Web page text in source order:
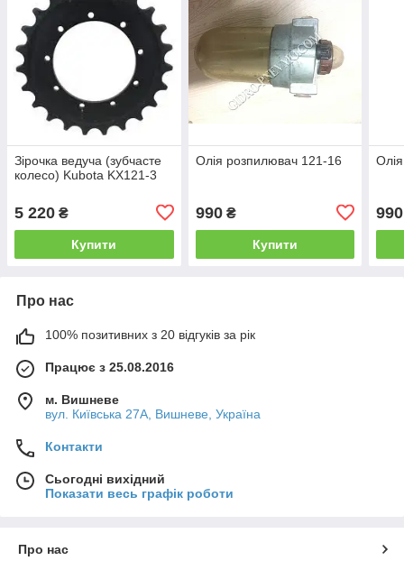
Зірочка ведуча (зубчасте
колесо) Kubota KX121-3
5 220 ₴
Купити
Олія розпилювач 121-16
990₴
Купити
990
Про нас
100% позитивних з 20 відгуків за рік
Працює з 25.08.2016
м. Вишневе
вул. Київська 27А, Вишневе, Україна
Контакти
Сьогодні вихідний
Показати весь графік роботи
Про нас